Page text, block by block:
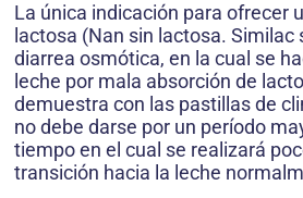
La única indicación para ofrecer
lactosa (Nan sin lactosa. Similac
diarrea osmótica, en la cual se
leche por mala absorción de
demuestra con las pastillas de
no debe darse por un período
tiempo en el cual se realizará
transición hacia la leche